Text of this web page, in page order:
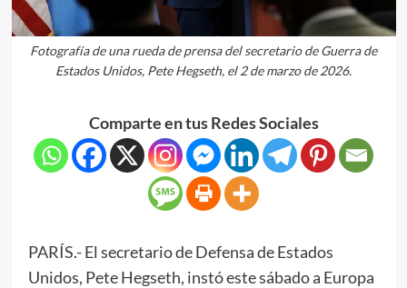
Fotografía de una rueda de prensa del secretario de Guerra de
Estados Unidos, Pete Hegseth, el 2 de marzo de 2026.
Comparte en tus Redes Sociales
PARÍS.- El secretario de Defensa de Estados
Unidos, Pete Hegseth, instó este sábado a Europa